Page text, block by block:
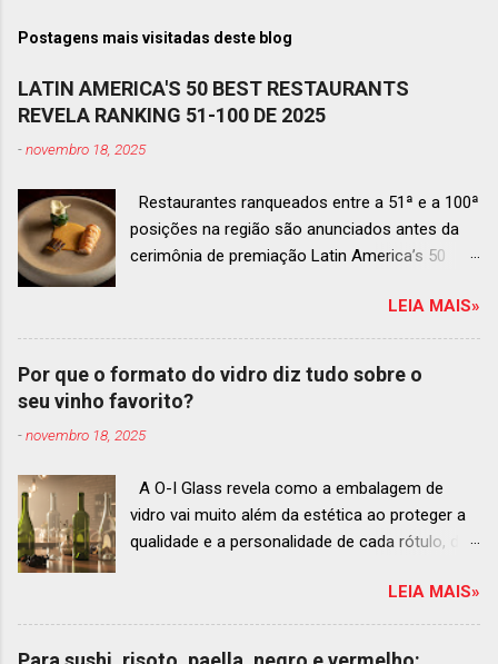
Postagens mais visitadas deste blog
LATIN AMERICA'S 50 BEST RESTAURANTS
REVELA RANKING 51-100 DE 2025
-novembro 18, 2025
Restaurantes ranqueados entre a 51ª e a 100ª
posições na região são anunciados antes da
cerimônia de premiação Latin America’s 50
de dezembro em Antígua, Guatemala
Prato do Origem, o brasileiro mais
bem ranqueado na lista estendida O Latin
America’s 50 Best Restaurants anunciou hoje a
ranqueados nas posições No.51 a No.100,em
diversificado da gastronomia de toda a região.
A lista expandida demonstra o empenho da
organização em reconhecer um espectro mais
palco para a grande revelação da premiação do
Latin America’s 50 Best Restaurants 2025,
patrocinada por S.Pellegrino & Acqua Panna,
LEIA MAIS»
Por que o formato do vidro diz tudo sobre o
seu vinho favorito?
-novembro 18, 2025
A O-I Glass revela como a embalagem de
vidro vai muito além da estética ao proteger a
qualidade e a personalidade de cada rótulo, do
O mercado brasileiro de vinhos permanece
aquecido e em franca ascensão. Enquanto o
setor global encolheu 2% entre 2019 e 2024, o
LEIA MAIS»